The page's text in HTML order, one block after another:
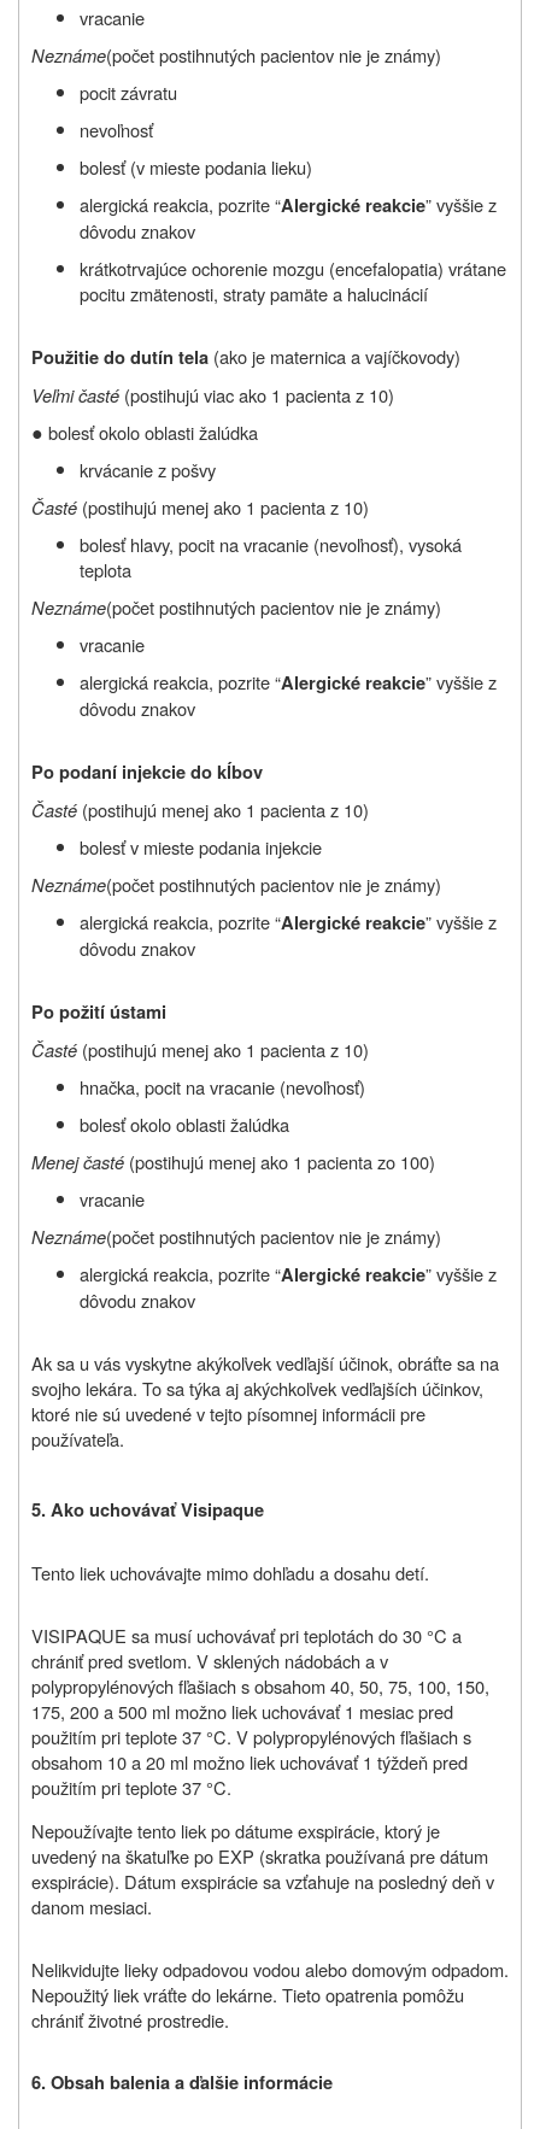
vracanie
Neznáme(počet postihnutých pacientov nie je známy)
pocit závratu
nevoľnosť
bolesť (v mieste podania lieku)
alergická reakcia, pozrite“Alergické reakcie” vyššie z
dôvodu znakov
krátkotrvajúce ochorenie mozgu (encefalopatia) vrátane
pocitu zmätenosti, straty pamäte a halucinácií
Použitie do dutín tela (ako je maternica a vajíčkovody)
Veľmi časté (postihujú viac ako 1 pacienta z 10)
● bolesť okolo oblasti žalúdka
krvácanie z pošvy
Časté (postihujú menej ako 1 pacienta z 10)
bolesť hlavy, pocit na vracanie (nevoľnosť), vysoká
teplota
Neznáme(počet postihnutých pacientov nie je známy)
vracanie
alergická reakcia, pozrite“Alergické reakcie” vyššie z
dôvodu znakov
Po podaní injekcie do kĺbov
Časté (postihujú menej ako 1 pacienta z 10)
bolesť v mieste podania injekcie
Neznáme(počet postihnutých pacientov nie je známy)
alergická reakcia, pozrite“Alergické reakcie” vyššie z
dôvodu znakov
Po požití ústami
Časté (postihujú menej ako 1 pacienta z 10)
hnačka, pocit na vracanie (nevoľnosť)
bolesť okolo oblasti žalúdka
Menej časté (postihujú menej ako 1 pacienta zo 100)
vracanie
Neznáme(počet postihnutých pacientov nie je známy)
alergická reakcia, pozrite“Alergické reakcie” vyššie z
dôvodu znakov
Ak sa u vás vyskytne akýkoľvek vedľajší účinok, obráťte sa na
svojho lekára. To sa týka aj akýchkoľvek vedľajších účinkov,
ktoré nie sú uvedené v tejto písomnej informácii pre
používateľa.
5. Ako uchovávaťVisipaque
Tento liek uchovávajte mimo dohľadu a dosahu detí.
VISIPAQUE sa musí uchovávať pri teplotách do 30 °C a
chrániť pred svetlom. V sklených nádobách a v
polypropylénových fľašiach s obsahom 40, 50, 75, 100, 150,
175, 200 a 500 ml možno liek uchovávať 1 mesiac pred
použitím pri teplote 37 °C. V polypropylénových fľašiach s
obsahom 10 a 20 ml možno liek uchovávať 1 týždeň pred
použitím pri teplote 37 °C.
Nepoužívajte tento liek po dátume exspirácie, ktorý je
uvedený na škatuľke po EXP (skratka používaná pre dátum
exspirácie). Dátum exspirácie sa vzťahuje na posledný deň v
danom mesiaci.
Nelikvidujte lieky odpadovou vodou alebo domovým odpadom.
Nepoužitý liek vráťte do lekárne. Tieto opatrenia pomôžu
chrániť životné prostredie.
6. Obsah balenia a ďalšie informácie